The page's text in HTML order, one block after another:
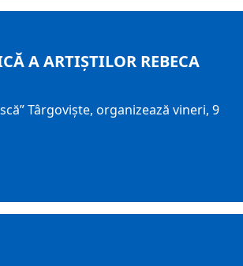
A ARTIȘTILOR REBECA
Târgoviște, organizează vineri, 9